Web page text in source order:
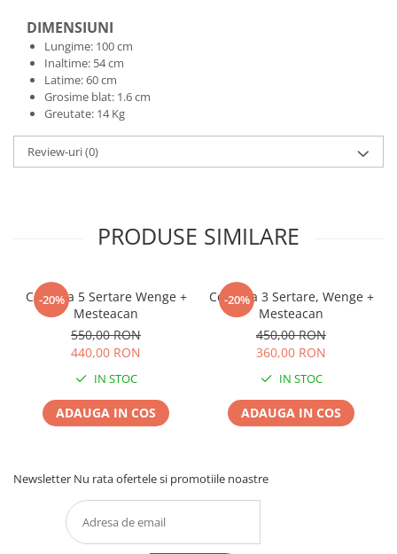
DIMENSIUNI
Lungime: 100 cm
Inaltime: 54 cm
Latime: 60 cm
Grosime blat: 1.6 cm
Greutate: 14 Kg
Review-uri(0)
PRODUSE SIMILARE
-20%
Comoda 5 Sertare Wenge +
Mesteacan
550,00 RON
440,00 RON
IN STOC
ADAUGA IN COS
-20%
Comoda 3 Sertare, Wenge +
Mesteacan
450,00 RON
360,00 RON
IN STOC
ADAUGA IN COS
Newsletter Nu rata ofertele si promotiile noastre